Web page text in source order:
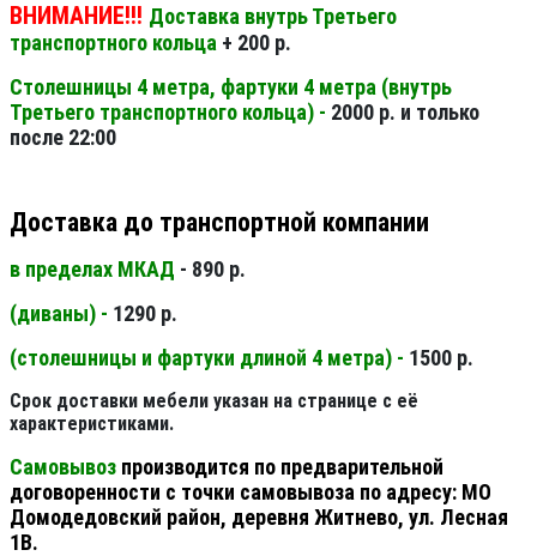
ВНИМАНИЕ!!! Доставка внутрь Третьего
транспортного кольца + 200 р.
Столешницы 4 метра, фартуки 4 метра (внутрь
Третьего транспортного кольца) - 2000 р. и только
после 22:00
Доставка до транспортной компании
в пределах МКАД - 890 р.
(диваны) - 1290 р.
(столешницы и фартуки длиной 4 метра) - 1500 р.
Срок доставки мебели указан на странице с её
характеристиками.
Самовывоз производится по предварительной
договоренности с точки самовывоза по адресу: МО
Домодедовский район, деревня Житнево, ул. Лесная
1В.